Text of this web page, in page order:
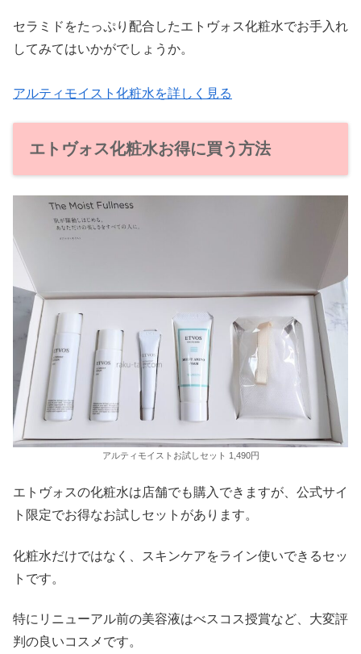
セラミドをたっぷり配合したエトヴォス化粧水でお手入れ
してみてはいかがでしょうか。
アルティモイスト化粧水を詳しく見る
エトヴォス化粧水お得に買う方法
アルティモイストお試しセット 1,490円
エトヴォスの化粧水は店舗でも購入できますが、公式サイ
ト限定でお得なお試しセットがあります。
化粧水だけではなく、スキンケアをライン使いできるセッ
トです。
特にリニューアル前の美容液はべスコス授賞など、大変評
判の良いコスメです。